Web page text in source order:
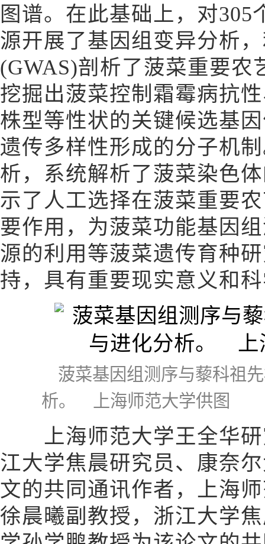
图谱。在此基础上，对
源开展了基因组变异分析
(GWAS)剖析了菠菜重要
挖掘出菠菜控制霜霉病抗
株型等性状的关键候选基
遗传多样性形成的分子机
析，系统解析了菠菜染色
示了人工选择在菠菜重要
要作用，为菠菜功能基因
源的利用等菠菜遗传育种
持，具有重要现实意义和
菠菜基因组测序与藜科祖
析。 上海师范大学供图
上海师范大学王全华研
江大学焦晨研究员、康奈
文的共同通讯作者，上海
徐晨曦副教授，浙江大学